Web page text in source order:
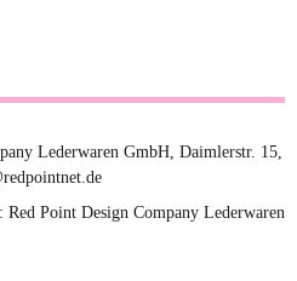
Lederwaren GmbH, Daimlerstr. 15,
Point Design Company Lederwaren